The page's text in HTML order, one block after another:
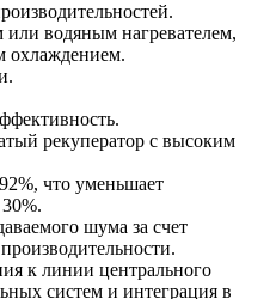
водяным нагревателем,
охлаждением.
рекуператор с высоким
что уменьшает
шума за счет
к линии центрального
систем и интеграция в